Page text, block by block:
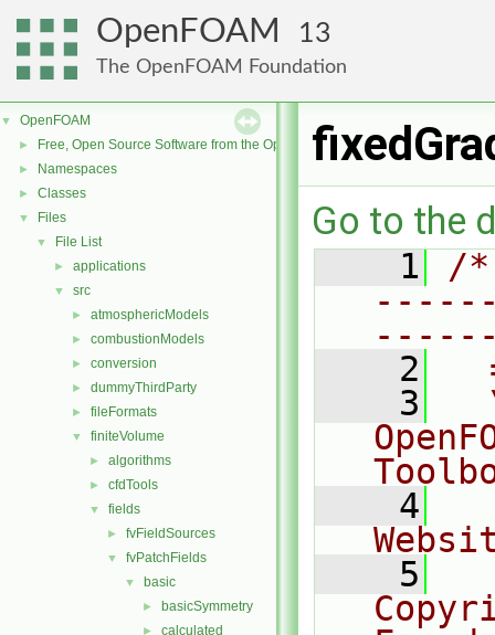
OpenFOAM 13
The OpenFOAM Foundation
▼ OpenFOAM
► Free, Open Source Software from the OpenFOAM Foundation
► Namespaces
► Classes
▼ Files
▼ File List
► applications
▼ src
► atmosphericModels
► combustionModels
► conversion
► dummyThirdParty
► fileFormats
▼ finiteVolume
► algorithms
► cfdTools
▼ fields
► fvFieldSources
▼ fvPatchFields
▼ basic
► basicSymmetry
► calculated
Go to the
    1
/
    2
    3
    4
    5